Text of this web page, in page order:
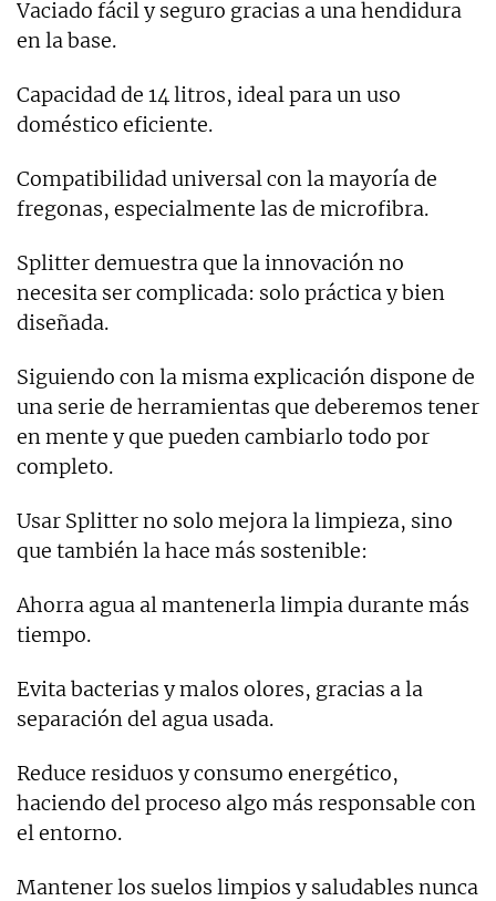
Vaciado fácil y seguro gracias a una hendidura
en la base.
Capacidad de 14 litros, ideal para un uso
doméstico eficiente.
Compatibilidad universal con la mayoría de
fregonas, especialmente las de microfibra.
Splitter demuestra que la innovación no
necesita ser complicada: solo práctica y bien
diseñada.
Siguiendo con la misma explicación dispone de
una serie de herramientas que deberemos tener
en mente y que pueden cambiarlo todo por
completo.
Usar Splitter no solo mejora la limpieza, sino
que también la hace más sostenible:
Ahorra agua al mantenerla limpia durante más
tiempo.
Evita bacterias y malos olores, gracias a la
separación del agua usada.
Reduce residuos y consumo energético,
haciendo del proceso algo más responsable con
el entorno.
Mantener los suelos limpios y saludables nunca